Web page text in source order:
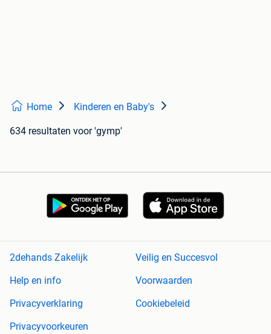
Home Kinderen en Baby's
634 resultaten voor 'gymp'
2dehands Zakelijk
Veilig en Succesvol
Help en info
Voorwaarden
Privacyverklaring
Cookiebeleid
Privacyvoorkeuren